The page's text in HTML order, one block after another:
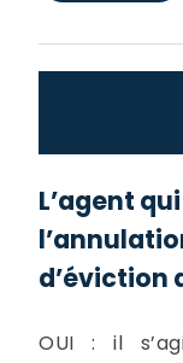
L’agent
d’éviction
OUI : il